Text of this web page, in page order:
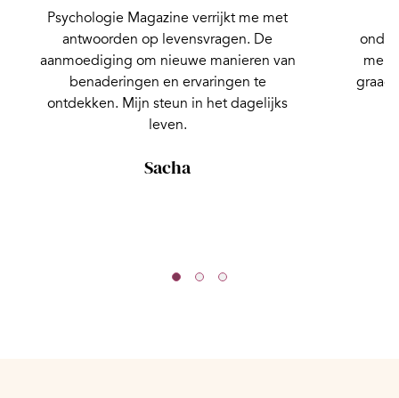
Psychologie Magazine verrijkt me met
antwoorden op levensvragen. De
aanmoediging om nieuwe manieren van
benaderingen en ervaringen te
ontdekken. Mijn steun in het dagelijks
leven.
Sacha
me
graag